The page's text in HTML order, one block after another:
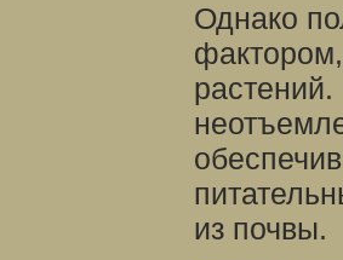
Однако
из почвы.